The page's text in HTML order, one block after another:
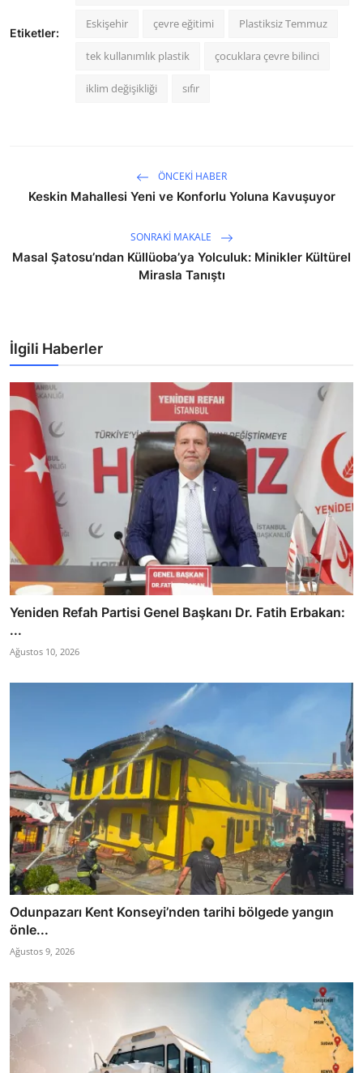
Etiketler:
Eskişehir çevre eğitimi Plastiksiz Temmuz
tek kullanımlık plastik çocuklara çevre bilinci
iklim değişikliği sıfır
ÖNCEKI HABER
Keskin Mahallesi Yeni ve Konforlu Yoluna Kavuşuyor
SONRAKI MAKALE
Masal Şatosu’ndan Küllüoba’ya Yolculuk: Minikler Kültürel
Mirasla Tanıştı
İlgili Haberler
Yeniden Refah Partisi Genel Başkanı Dr. Fatih Erbakan:
...
Ağustos 10, 2026
Odunpazarı Kent Konseyi’nden tarihi bölgede yangın
önle...
Ağustos 9, 2026